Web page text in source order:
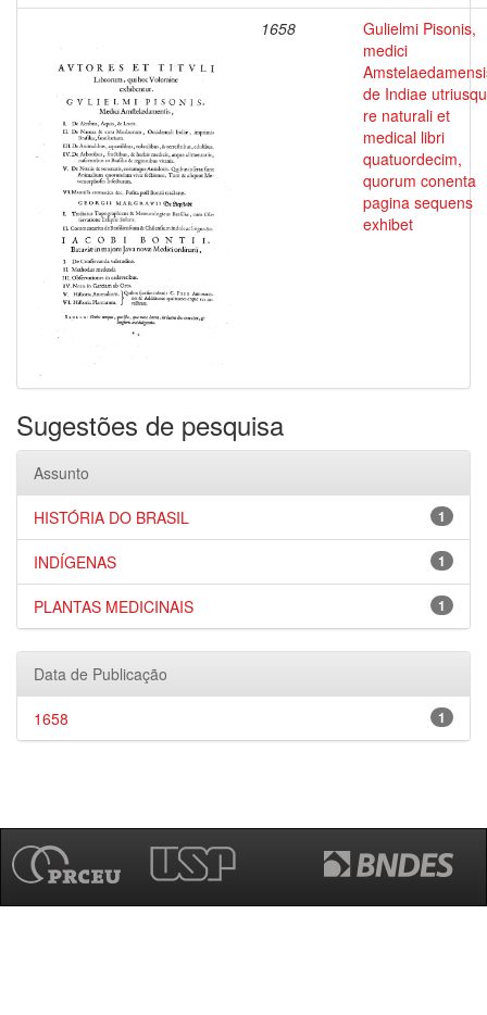
1658
Gulielmi Pisonis,
medici
de Indiae
re naturali et
medical libri
quatuordecim,
quorum conenta
pagina sequens
exhibet
Sugestões de pesquisa
Assunto
1
HISTÓRIA DO BRASIL
1
INDÍGENAS
1
PLANTAS MEDICINAIS
Data de Publicação
1
1658